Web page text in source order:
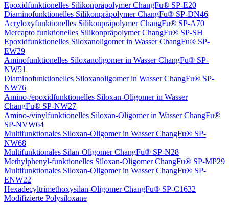
Epoxidfunktionelles Silikonpräpolymer ChangFu® SP-E20
Diaminofunktionelles Silikonpräpolymer ChangFu® SP-DN46
Acryloxyfunktionelles Silikonpräpolymer ChangFu® SP-A70
Mercapto funktionelles Silikonpräpolymer ChangFu® SP-SH
Epoxidfunktionelles Siloxanoligomer in Wasser ChangFu® SP-
EW29
Aminofunktionelles Siloxanoligomer in Wasser ChangFu® SP-
NW51
Diaminofunktionelles Siloxanoligomer in Wasser ChangFu® SP-
NW76
Amino-/epoxidfunktionelles Siloxan-Oligomer in Wasser
ChangFu® SP-NW27
Amino-/vinylfunktionelles Siloxan-Oligomer in Wasser ChangFu®
SP-NVW64
Multifunktionales Siloxan-Oligomer in Wasser ChangFu® SP-
NW68
Multifunktionales Silan-Oligomer ChangFu® SP-N28
Methylphenyl-funktionelles Siloxan-Oligomer ChangFu® SP-MP29
Multifunktionales Siloxan-Oligomer in Wasser ChangFu® SP-
ENW22
Hexadecyltrimethoxysilan-Oligomer ChangFu® SP-C1632
Modifizierte Polysiloxane